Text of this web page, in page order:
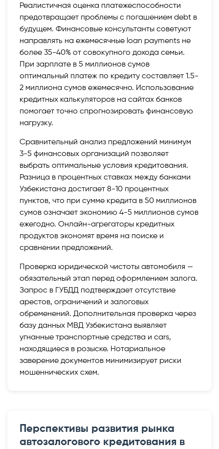
Реалистичная оценка платежеспособности
предотвращает проблемы с погашением debt в
будущем. Финансовые консультанты советуют
направлять на ежемесячные loan payments не
более 35-40% от совокупного дохода семьи.
При зарплате в 5 миллионов сумов
оптимальный платеж по кредиту составляет 1.5-
2 миллиона сумов ежемесячно. Использование
кредитных калькуляторов на сайтах банков
помогает точно спрогнозировать финансовую
нагрузку.
Сравнительный анализ предложений минимум
3-5 финансовых организаций позволяет
выбрать оптимальные условия кредитования.
Разница в процентных ставках между банками
Узбекистана достигает 8-10 процентных
пунктов, что при сумме кредита в 50 миллионов
сумов означает экономию 4-5 миллионов сумов
ежегодно. Онлайн-агрегаторы кредитных
продуктов экономят время на поиске и
сравнении предложений.
Проверка юридической чистоты автомобиля —
обязательный этап перед оформлением залога.
Запрос в ГУБДД подтверждает отсутствие
арестов, ограничений и залоговых
обременений. Дополнительная проверка через
базу данных МВД Узбекистана выявляет
угнанные транспортные средства и cars,
находящиеся в розыске. Нотариальное
заверение документов минимизирует риски
мошеннических схем.
Перспективы развития рынка
автозалогового кредитования в